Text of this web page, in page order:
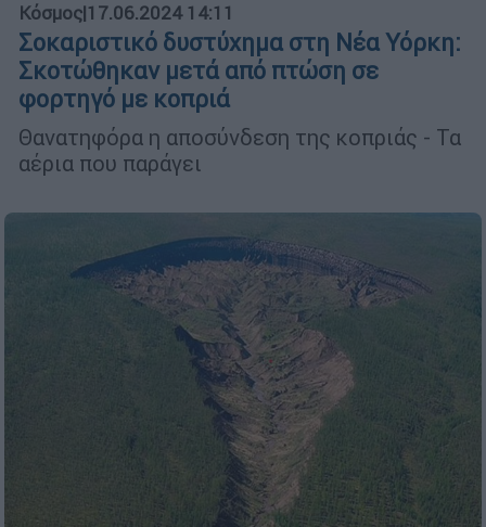
Κόσμος|17.06.2024 14:11
Σοκαριστικό δυστύχημα στη Νέα Υόρκη:
Σκοτώθηκαν μετά από πτώση σε
φορτηγό με κοπριά
Θανατηφόρα η αποσύνδεση της κοπριάς - Τα
αέρια που παράγει